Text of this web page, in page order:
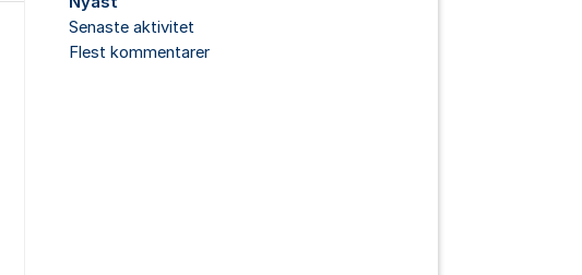
Senaste aktivitet
Flest kommentarer